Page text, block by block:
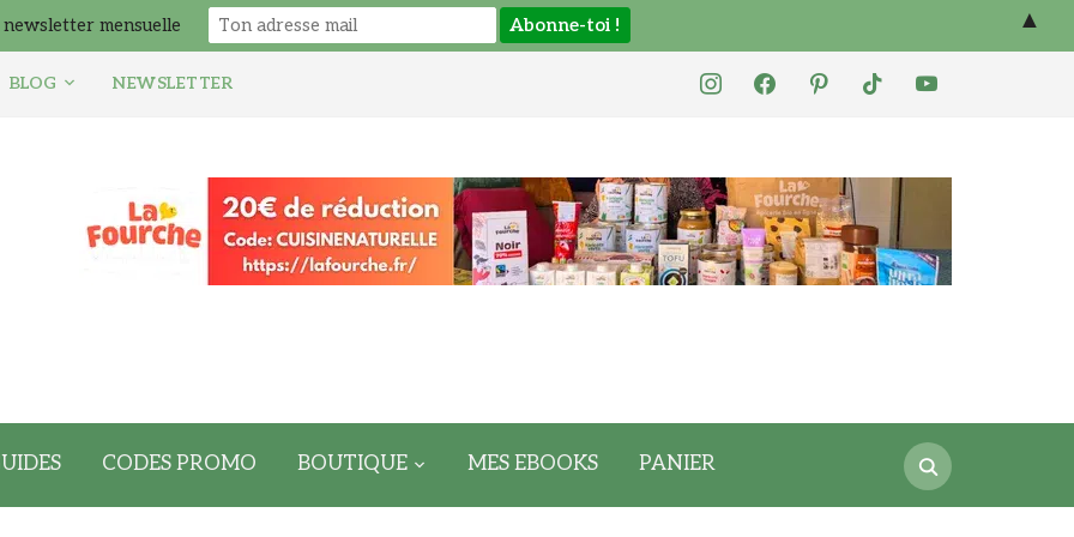
instagramfacebookpinteresttiktok youtube
BLOG NEWSLETTER
Search
for:
CODES PROMO BOUTIQUE MES EBOOKS PANIER
newsletter mensuelle ▲